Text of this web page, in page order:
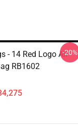
- 14 Red Logo All
RB1602
-20%